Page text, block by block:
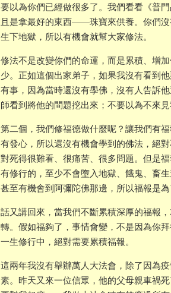
要以為你們已經做很多了。我們看看《普
且是拿最好的東西——珠寶來供養。你們
生下地獄，所以有機會就幫大家修法。
修法不是改變你們的命運，而是累積、增
少。正如這個出家弟子，如果我沒有看到
有事，因為當時還沒有學佛，沒有人告訴
師看到將他的問題挖出來；不要以為不來
第二個，我們修福德做什麼呢？讓我們有
有發心，所以還沒有機會學到的佛法，絕
對死得很難看、很痛苦、很多問題。但是
有修行的，至少不會墮入地獄、餓鬼、畜
甚至有機會到阿彌陀佛那邊，所以福報是
話又講回來，當我們不斷累積深厚的福報
轉。假如福夠了，事情會變，不是因為你
一生修行中，絕對需要累積福報。
這兩年我沒有舉辦萬人大法會，除了因為
素。昨天又來一位信眾，他的父母親車禍